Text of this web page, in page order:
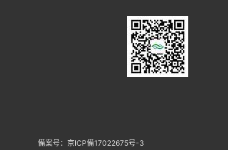
備案号：京ICP備17022675号-3